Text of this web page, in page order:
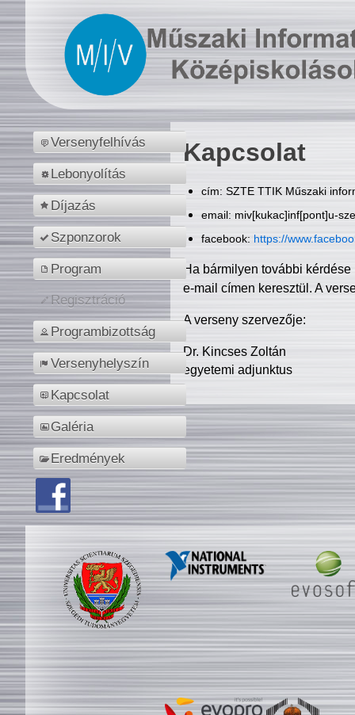
Versenyfelhívás
Lebonyolítás
Díjazás
Szponzorok
Program
Regisztráció
Programbizottság
Versenyhelyszín
Kapcsolat
Galéria
Eredmények
Kapcsolat
cím: SZTE TTIK Műszaki
email: miv[kukac]inf[pont]u-
facebook: https://
Ha bármilyen további
e-mail címen keresztül. A
A verseny szervezője:
Dr. Kincses Zoltán
egyetemi adjunktus